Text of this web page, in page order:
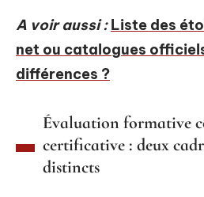
A voir aussi : Liste des
net ou catalogues
différences ?
Évaluation formative
certificative : deux
distincts